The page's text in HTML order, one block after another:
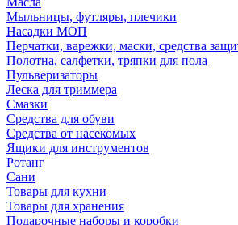
Мыльницы, футляры, плечики
Насадки МОП
Перчатки, варежки, маски, средства
Полотна, салфетки, тряпки для пола
Пульверизаторы
Леска для триммера
Смазки
Средства для обуви
Средства от насекомых
Ящики для инструментов
Ротанг
Сани
Товары для кухни
Товары для хранения
Подарочные наборы и коробки